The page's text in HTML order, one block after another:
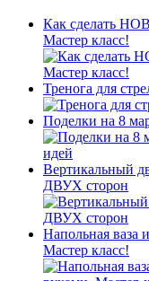
Как сделать
Мастер класс!
Тренога для
Поделки на 8
Вертикальный
ДВУХ сторон
Напольная ваза
Мастер класс!